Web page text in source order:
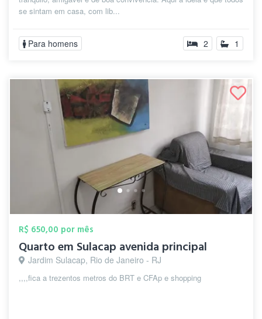
se sintam em casa, com lib...
Para homens 2 1
R$ 650,00 por mês
Quarto em Sulacap avenida principal
Jardim Sulacap, Rio de Janeiro - RJ
,,,,fica a trezentos metros do BRT e CFAp e shopping